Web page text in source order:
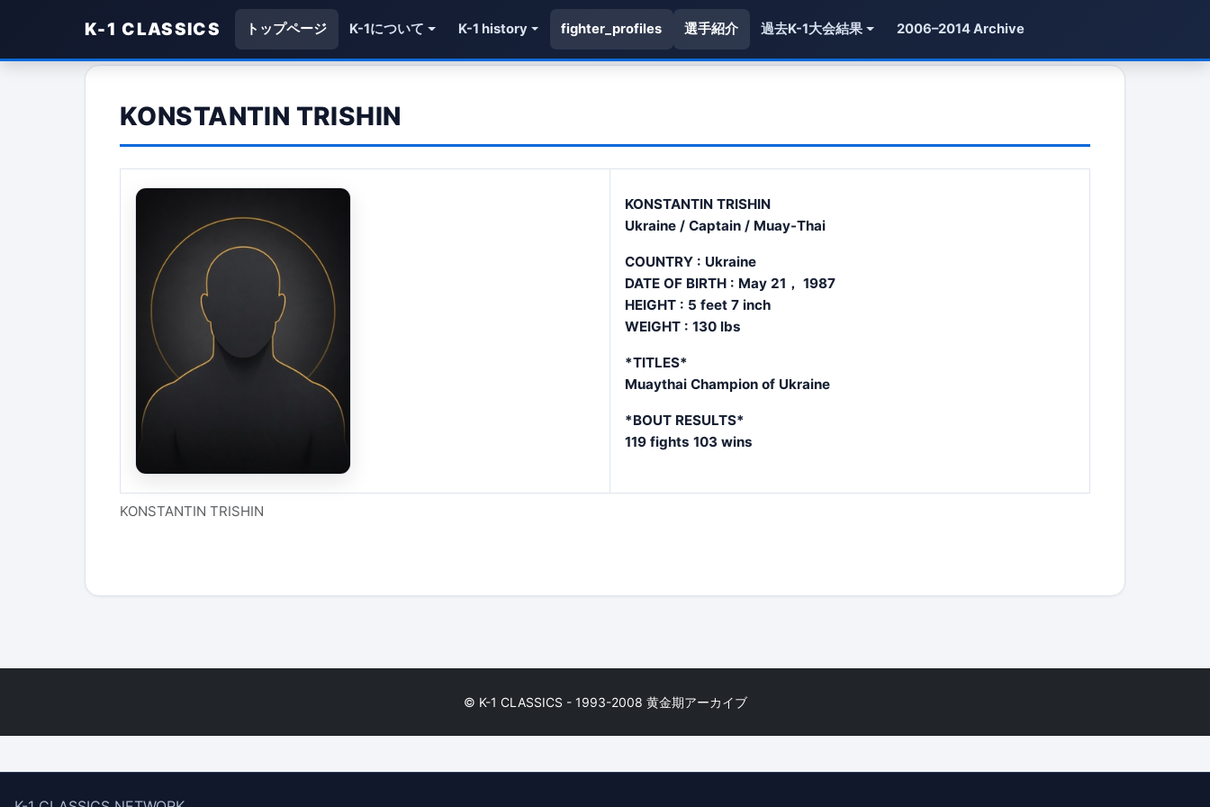
K-1 CLASSICS トップページ K-1について K-1 history fighter_profiles 選手紹介 過去K-1大会結果 2006–2014 Archive
KONSTANTIN TRISHIN
KONSTANTIN TRISHIN
KONSTANTIN TRISHIN
Ukraine / Captain / Muay-Thai
COUNTRY : Ukraine
DATE OF BIRTH : May 21， 1987
HEIGHT : 5 feet 7 inch
WEIGHT : 130 lbs
*TITLES*
Muaythai Champion of Ukraine
*BOUT RESULTS*
119 fights 103 wins
© K-1 CLASSICS - 1993-2008 黄金期アーカイブ